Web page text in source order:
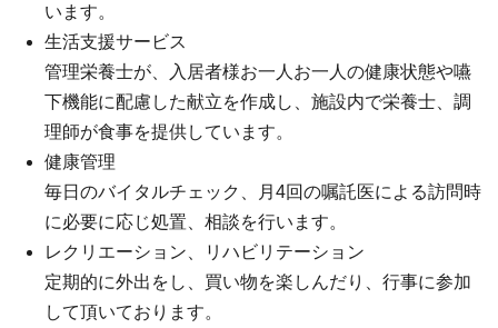
います。
生活支援サービス
管理栄養士が、入居者様お一人お一人の健康状態や嚥
下機能に配慮した献立を作成し、施設内で栄養士、調
理師が食事を提供しています。
健康管理
毎日のバイタルチェック、月4回の嘱託医による訪問時
に必要に応じ処置、相談を行います。
レクリエーション、リハビリテーション
定期的に外出をし、買い物を楽しんだり、行事に参加
して頂いております。